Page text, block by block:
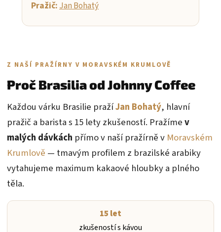
Pražič:Jan Bohatý
Z NAŠÍ PRAŽÍRNY V MORAVSKÉM KRUMLOVĚ
Proč Brasilia od Johnny Coffee
Každou várku Brasilie pražíJan Bohatý, hlavní
pražič a barista s 15 lety zkušeností. Pražímev
malých dávkách přímo v naší pražírně v Moravském
Krumlově — tmavým profilem z brazilské arabiky
vytahujeme maximum kakaové hloubky a plného
těla.
15 let
zkušeností s kávou